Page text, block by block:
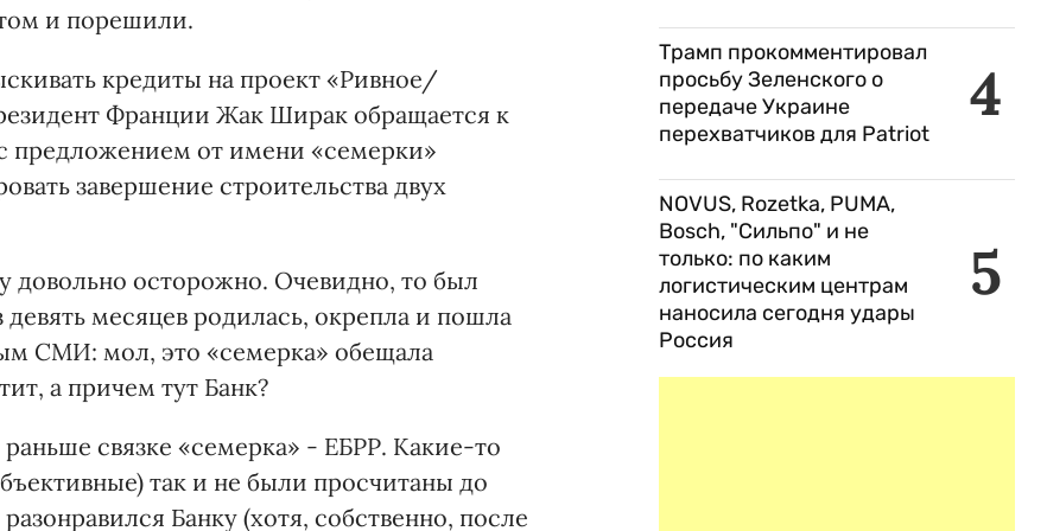
и порешили.
кредиты на проект «Ривное/
Франции Жак Ширак обращается к
предложением от имени «семерки»
завершение строительства двух
осторожно. Очевидно, то был
месяцев родилась, окрепла и пошла
СМИ: мол, это «семерка» обещала
а причем тут Банк?
связке «семерка» - ЕБРР. Какие-то
так и не были просчитаны до
Банку (хотя, собственно, после
4
Трамп прокомментировал
просьбу Зеленского о
передаче Украине
перехватчиков для Patriot
5
NOVUS, Rozetka, PUMA,
Bosch, "Сильпо" и не
только: по каким
логистическим центрам
наносила сегодня удары
Россия